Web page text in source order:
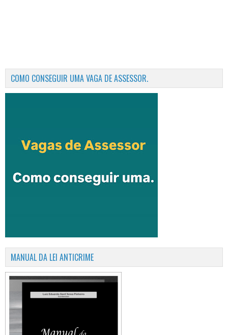
COMO CONSEGUIR UMA VAGA DE ASSESSOR.
MANUAL DA LEI ANTICRIME